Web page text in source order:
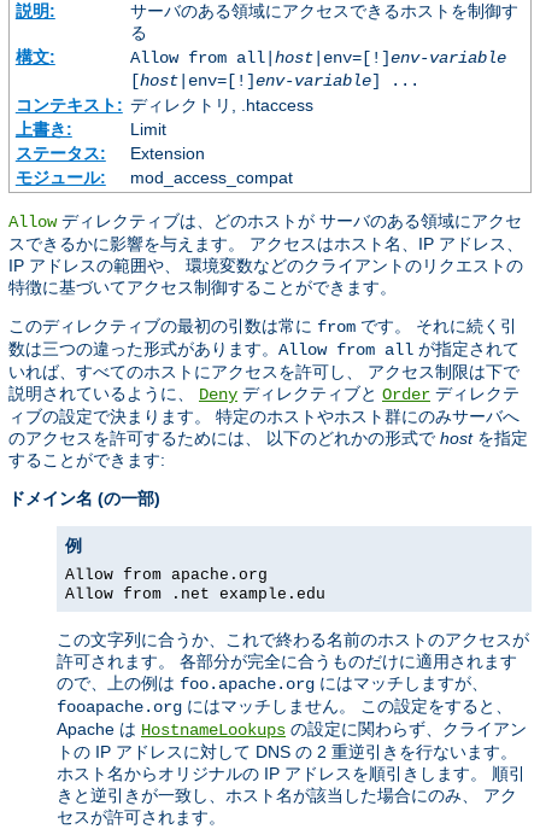
説明:
サーバのある領域にアクセスできるホストを制御す
る
構文:
Allow from all| host|env=[!]env-variable
[host|env=[!]env-variable] ...
コンテキスト: ディレクトリ, .htaccess
上書き:
Limit
ステータス:
Extension
モジュール:
mod_access_compat
Allowディレクティブは、どのホストが サーバのある領域にアクセ
スできるかに影響を与えます。 アクセスはホスト名、IP アドレス、
IP アドレスの範囲や、 環境変数などのクライアントのリクエストの
特徴に基づいてアクセス制御することができます。
このディレクティブの最初の引数は常に from です。 それに続く引
数は三つの違った形式があります。 Allow from all が指定されて
いれば、すべてのホストにアクセスを許可し、 アクセス制限は下で
説明されているように、 Deny ディレクティブと Order ディレクテ
ィブの設定で決まります。 特定のホストやホスト群にのみサーバへ
のアクセスを許可するためには、 以下のどれかの形式で hostを指定
することができます:
ドメイン名 (の一部)
例
Allow from apache.org
Allow from .net example.edu
この文字列に合うか、これで終わる名前のホストのアクセスが
許可されます。 各部分が完全に合うものだけに適用されます
ので、上の例は foo.apache.org にはマッチしますが、
fooapache.org にはマッチしません。 この設定をすると、
Apache は HostnameLookups の設定に関わらず、クライアン
トの IP アドレスに対して DNS の 2 重逆引きを行ないます。
ホスト名からオリジナルの IP アドレスを順引きします。 順引
きと逆引きが一致し、ホスト名が該当した場合にのみ、 アク
セスが許可されます。